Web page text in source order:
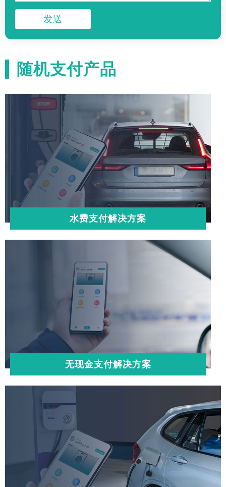
发送
随机支付产品
水费支付解决方案
无现金支付解决方案